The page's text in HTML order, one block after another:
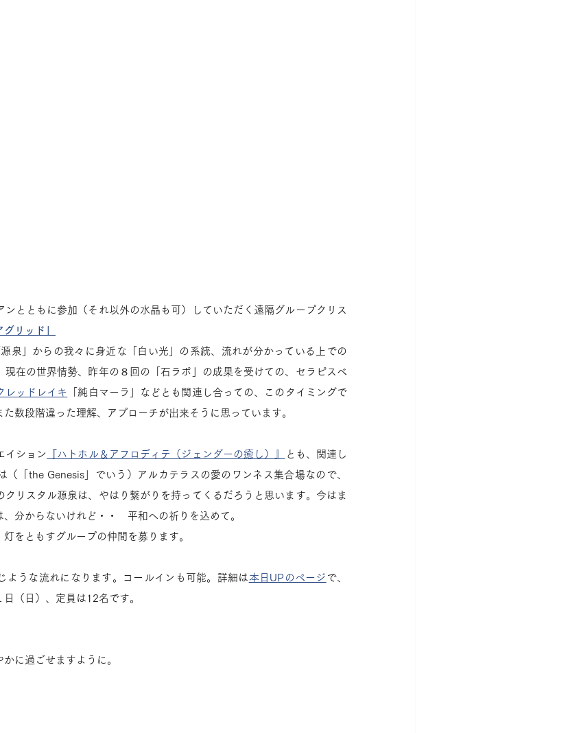
ンとともに参加（それ以外の水晶も可）していただく遠隔グループクリス
リッド」
泉」からの我々に身近な「白い光」の系統、流れが分かっている上での
在の世界情勢、昨年の８回の「石ラボ」の成果を受けての、セラピスベ
レッドレイキ 「純白マーラ」などとも関連し合っての、このタイミングで
数段階違った理解、アプローチが出来そうに思っています。
イション 『ハトホル＆アフロディテ（ジェンダーの癒し）』
とも、関連し
（「the Genesis」でいう）アルカテラスの愛のワンネス集合場なので、
クリスタル源泉は、やはり繋がりを持ってくるだろうと思います。今はま
分からないけれど・・　平和への祈りを込めて。
をともすグループの仲間を募ります。
ような流れになります。コールインも可能。詳細は 本日UPのページ で、
（日）、定員は12名です。
に過ごせますように。